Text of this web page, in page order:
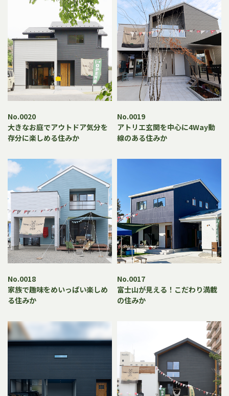
No.0020
大きなお庭でアウトドア気分を
存分に楽しめる住みか
No.0019
アトリエ玄関を中心に4Way動
線のある住みか
No.0018
家族で趣味をめいっぱい楽しめ
る住みか
No.0017
富士山が見える！こだわり満載
の住みか